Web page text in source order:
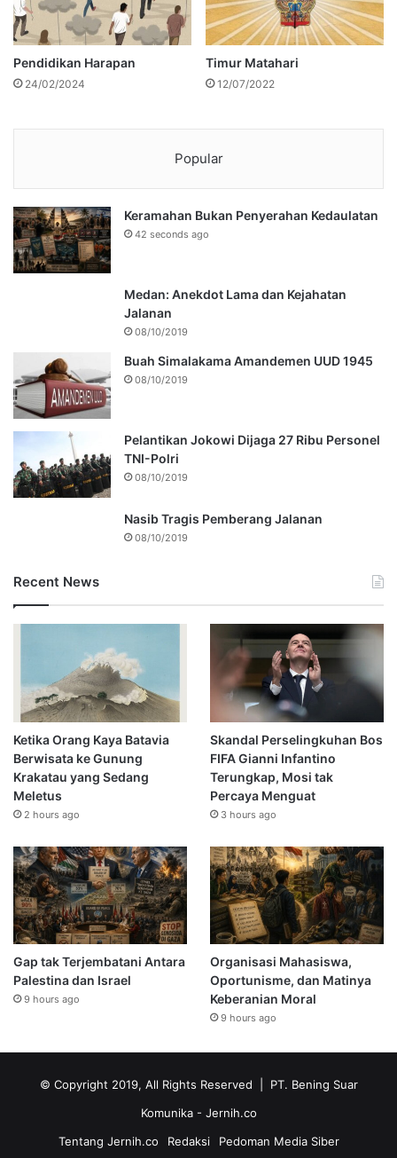
Pendidikan Harapan
24/02/2024
Timur Matahari
12/07/2022
Popular
Keramahan Bukan Penyerahan Kedaulatan
42 seconds ago
Medan: Anekdot Lama dan Kejahatan
Jalanan
08/10/2019
Buah Simalakama Amandemen UUD 1945
08/10/2019
Pelantikan Jokowi Dijaga 27 Ribu Personel
TNI-Polri
08/10/2019
Nasib Tragis Pemberang Jalanan
08/10/2019
Recent News
Ketika Orang Kaya Batavia
Berwisata ke Gunung
Krakatau yang Sedang
Meletus
2 hours ago
Skandal Perselingkuhan Bos
FIFA Gianni Infantino
Terungkap, Mosi tak
Percaya Menguat
3 hours ago
Gap tak Terjembatani Antara
Palestina dan Israel
9 hours ago
Organisasi Mahasiswa,
Oportunisme, dan Matinya
Keberanian Moral
9 hours ago
© Copyright 2019, All Rights Reserved | PT. Bening Suar
Komunika - Jernih.co
Tentang Jernih.co
Redaksi Pedoman Media Siber